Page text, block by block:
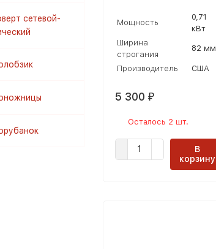
Мощность
0,71
кВт
Ширина
строгания
82 мм
Производитель США
5 300 ₽
Осталось 2 шт.
В
корзину
сетевой-